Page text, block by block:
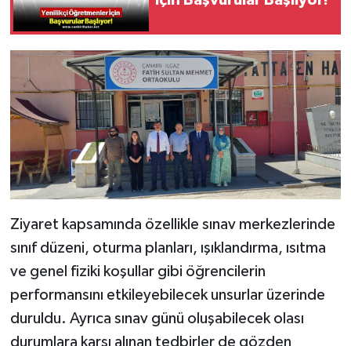
Ziyaret kapsamında özellikle sınav merkezlerinde
sınıf düzeni, oturma planları, ışıklandırma, ısıtma
ve genel fiziki koşullar gibi öğrencilerin
performansını etkileyebilecek unsurlar üzerinde
duruldu. Ayrıca sınav günü oluşabilecek olası
durumlara karşı alınan tedbirler de gözden